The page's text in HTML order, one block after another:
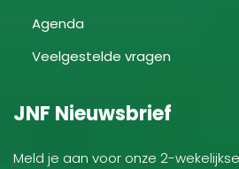
Agenda
Veelgestelde vragen
JNF Nieuwsbrief
Meld je aan voor onze 2-